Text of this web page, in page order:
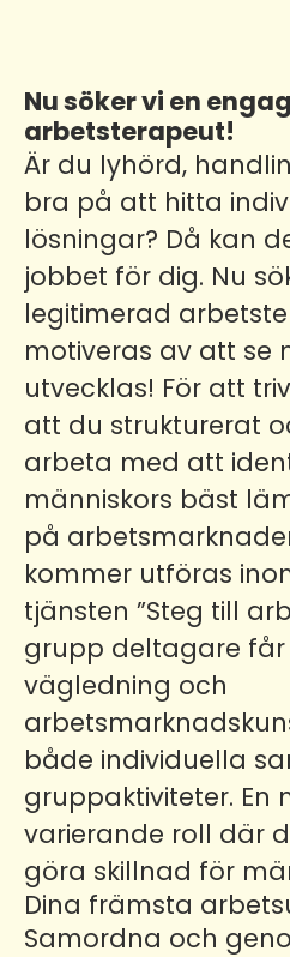
Nu söker vi en
arbetsterapeut!
Är du lyhörd,
bra på att hitta
lösningar? Då kan
jobbet för dig. Nu
legitimerad
motiveras av att se
utvecklas! För att
att du strukturerat
arbeta med att
människors bäst
på
kommer utföras
tjänsten ”Steg till
grupp deltagare får
vägledning och
både individuella
gruppaktiviteter. En
varierande roll där
göra skillnad för
Dina främsta
Samordna och